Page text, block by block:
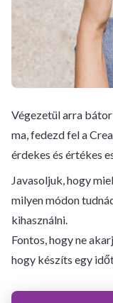
Végezetül arra
ma, fedezd fel a
érdekes és értékes
Javasoljuk, hogy
milyen módon
kihasználni.
Fontos, hogy ne
hogy készíts egy